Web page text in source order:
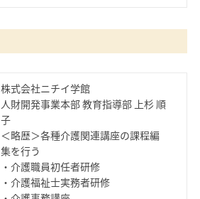
株式会社ニチイ学館
人財開発事業本部 教育指導部 上杉 順
子
＜略歴＞各種介護関連講座の課程編
集を行う
・介護職員初任者研修
・介護福祉士実務者研修